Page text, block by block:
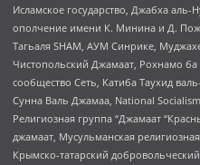
Исламское государство, Джабха
ополчение имени К. Минина и Д.
Тагьаля SHAM, АУМ Синрике,
Чистопольский Джамаат, Рохнамо ба
сообщество Сеть, Катиба Таухид
Сунна Валь Джамаа, National
Религиозная группа “Джамаат
джамаат, Мусульманская
Крымско-татарский